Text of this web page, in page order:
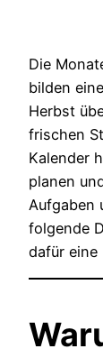
Die
bilden
Herbst
frischen
Kalender
planen
Aufgaben
folgende
dafür eine